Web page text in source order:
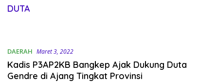
DUTA
DAERAH Maret 3, 2022
Kadis P3AP2KB Bangkep Ajak Dukung Duta
Gendre di Ajang Tingkat Provinsi